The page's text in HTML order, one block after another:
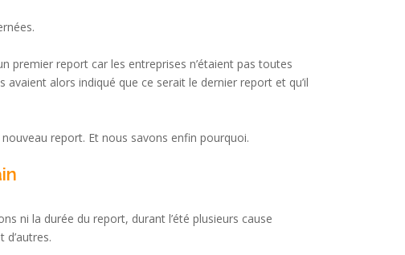
premier report car les entreprises n’étaient pas toutes
alors indiqué que ce serait le dernier report et qu’il
report. Et nous savons enfin pourquoi.
ni la durée du report, durant l’été plusieurs cause